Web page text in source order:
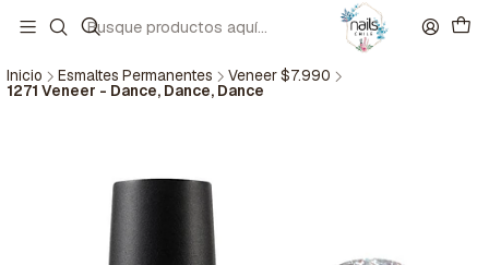
Inicio Esmaltes Permanentes Veneer $7.990
1271 Veneer - Dance, Dance, Dance